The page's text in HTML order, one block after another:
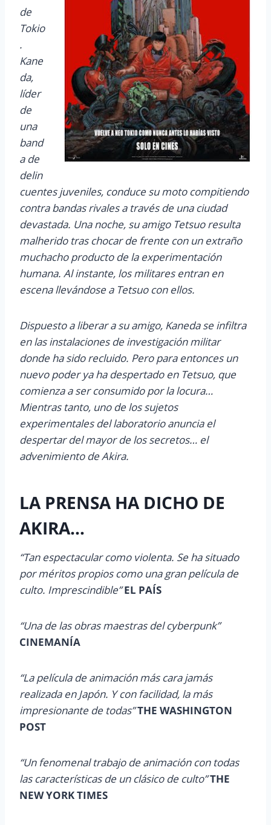
de
Tokio
.
Kane
da,
líder
de
una
band
a de
delin
cuentes juveniles, conduce su moto compitiendo
contra bandas rivales a través de una ciudad
devastada. Una noche, su amigo Tetsuo resulta
malherido tras chocar de frente con un extraño
muchacho producto de la experimentación
humana. Al instante, los militares entran en
escena llevándose a Tetsuo con ellos.
Dispuesto a liberar a su amigo, Kaneda se infiltra
en las instalaciones de investigación militar
donde ha sido recluido. Pero para entonces un
nuevo poder ya ha despertado en Tetsuo, que
comienza a ser consumido por la locura…
Mientras tanto, uno de los sujetos
experimentales del laboratorio anuncia el
despertar del mayor de los secretos… el
advenimiento de Akira.
LA PRENSA HA DICHO DE
AKIRA…
“Tan espectacular como violenta. Se ha situado
por méritos propios como una gran película de
culto. Imprescindible” EL PAÍS
“Una de las obras maestras del cyberpunk”
CINEMANÍA
“La película de animación más cara jamás
realizada en Japón. Y con facilidad, la más
impresionante de todas”THE WASHINGTON
POST
“Un fenomenal trabajo de animación con todas
las características de un clásico de culto”THE
NEW YORK TIMES